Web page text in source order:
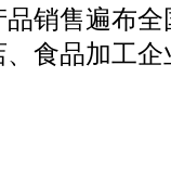
品销售遍布
、食品加工